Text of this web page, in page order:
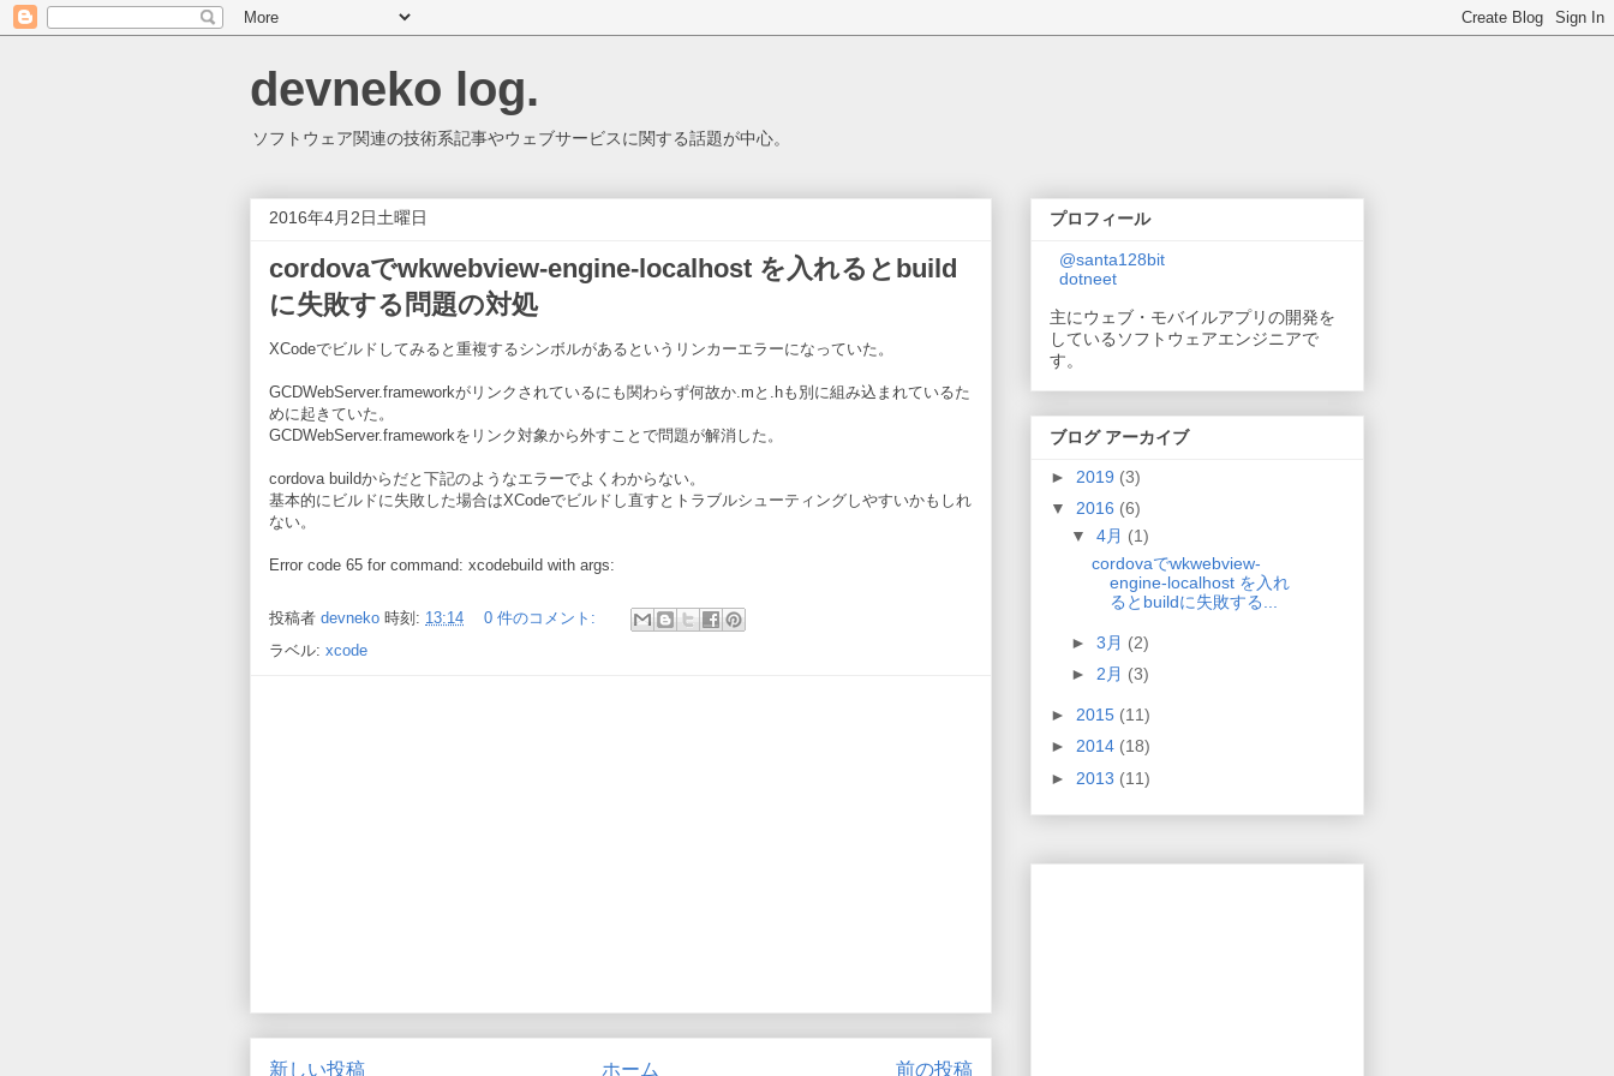
devneko log.
ソフトウェア関連の技術系記事やウェブサービスに関する話題が中心。
2016年4月2日土曜日
cordovaでwkwebview-engine-localhost を入れるとbuild
に失敗する問題の対処
XCodeでビルドしてみると重複するシンボルがあるというリンカーエラーになっていた。
GCDWebServer.frameworkがリンクされているにも関わらず何故か.mと.hも別に組み込まれているた
めに起きていた。
GCDWebServer.frameworkをリンク対象から外すことで問題が解消した。
cordova buildからだと下記のようなエラーでよくわからない。
基本的にビルドに失敗した場合はXCodeでビルドし直すとトラブルシューティングしやすいかもしれ
ない。
Error code 65 for command: xcodebuild with args:
投稿者 devneko 時刻: 13:14
0 件のコメント:
ラベル: xcode
新しい投稿 前の投稿
ホーム
プロフィール
@santa128bit
dotneet
主にウェブ・モバイルアプリの開発を
しているソフトウェアエンジニアで
す。
ブログ アーカイブ
► 2019 (3)
▼ 2016 (6)
▼ 4月 (1)
cordovaでwkwebview-
engine-localhost を入れ
るとbuildに失敗する...
► 3月 (2)
► 2月 (3)
► 2015 (11)
► 2014 (18)
► 2013 (11)